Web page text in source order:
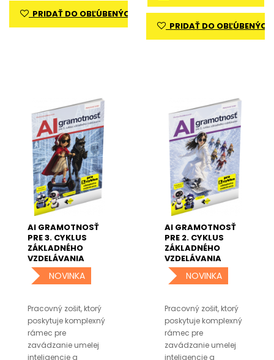
PRIDAŤ DO OBĽÚBENÝCH
PRIDAŤ DO OBĽÚBENÝCH
AI GRAMOTNOSŤ
PRE 3. CYKLUS
ZÁKLADNÉHO
VZDELÁVANIA
NOVINKA
Pracovný zošit, ktorý
poskytuje komplexný
rámec pre
zavádzanie umelej
inteligencie a
AI GRAMOTNOSŤ
PRE 2. CYKLUS
ZÁKLADNÉHO
VZDELÁVANIA
NOVINKA
Pracovný zošit, ktorý
poskytuje komplexný
rámec pre
zavádzanie umelej
inteligencie a